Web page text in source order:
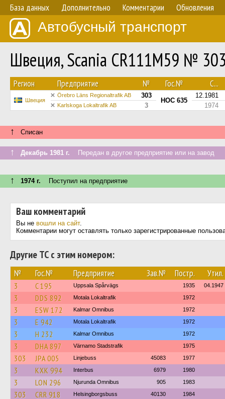
База данных Дополнительно Комментарии Обновления
Автобусный транспорт
Швеция, Scania CR111M59 №
Регион Предприятие № Гос.№ С...
Швеция
Örebro Läns Regionaltrafik AB 303
HOC 635
12.1981
Karlskoga Lokaltrafik AB 3 1974
↑ Списан
↑ Декабрь 1981 г. Передан в другое предприятие или на завод
↑ 1974 г. Поступил на предприятие
Ваш комментарий
Вы не вошли на сайт.
Комментарии могут оставлять только зарегистрированные
Другие ТС с этим номером:
№ Гос.№ Предприятие Зав.№ Постр. Утил.
3 C 195 Uppsala Spårvägs 1935 04.1947
3 DDS 892 Motala Lokaltrafik 1972
3 ESW 172 Kalmar Omnibus 1972
3 E 942 Motala Lokaltrafik 1972
3 H 232 Kalmar Omnibus 1972
3 DHA 897 Värnamo Stadstrafik 1975
303 JPA 005 Linjebuss 45083 1977
3 KXK 994 Interbus 6979 1980
3 LON 296 Njurunda Omnibus 905 1983
303 CRR 918 Helsingborgsbuss 40130 1984